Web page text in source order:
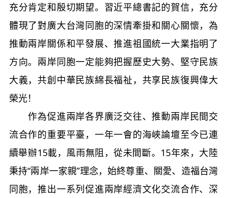
充分肯定和殷切期望。習近平總書記的賀信，充分
體現了對廣大台灣同胞的深情牽掛和關心關懷，為
推動兩岸關係和平發展、推進祖國統一大業指明了
方向。兩岸同胞一定能夠把握歷史大勢、堅守民族
大義，共創中華民族綿長福祉，共享民族復興偉大
榮光！
作為促進兩岸各界廣泛交往、推動兩岸民間交
流合作的重要平臺，一年一會的海峽論壇至今已連
續舉辦15載，風雨無阻，從未間斷。15年來，大陸
秉持“兩岸一家親”理念，始終尊重、關愛、造福台灣
同胞，推出一系列促進兩岸經濟文化交流合作、深